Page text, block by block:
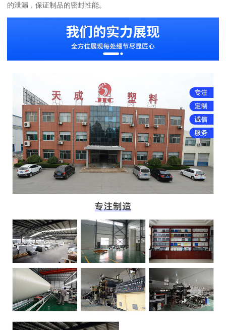
的泄漏，保证制品的密封性能。